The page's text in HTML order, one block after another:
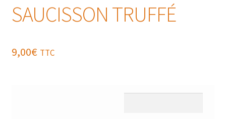
SAUCISSON TRUFFÉ
9,00€ TTC